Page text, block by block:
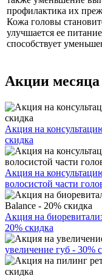
профилактика их
Кожа головы
улучшается ее
способствует
Акции месяца
Акция на
скидка
Акция на
волосистой части
Акция на
20% скидка
увеличение губ - 30%